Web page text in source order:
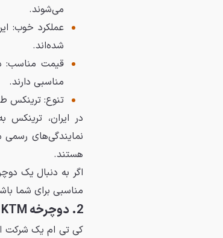
می‌شوند.
عملکرد خوب:
شده‌اند.
قیمت مناسب:
مناسبی دارند.
تنوع: ترینکس
در ایران،
نمایندگی‌های
هستند.
اگر به دنبال یک
مناسبی برای شما
2. دوچرخه KTM